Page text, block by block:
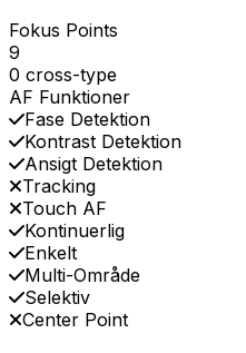
Fokus Points
9
0 cross-type
AF Funktioner
Fase Detektion
Kontrast Detektion
Ansigt Detektion
Tracking
Touch AF
Kontinuerlig
Enkelt
Multi-Område
Selektiv
Center Point